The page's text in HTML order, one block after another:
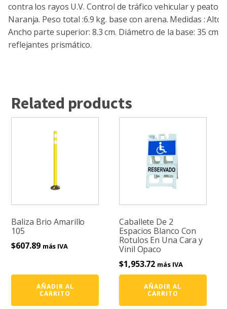
contra los rayos U.V. Control de tráfico vehicular y
Naranja. Peso total :6.9 kg. base con arena. Medidas : Alto:
Ancho parte superior: 8.3 cm. Diámetro de la base: 35 cm.
reflejantes prismático.
Related products
Baliza Brio Amarillo
105
$607.89 más IVA
AÑADIR AL
CARRITO
Caballete De 2
Espacios Blanco Con
Rotulos En Una Cara y
Vinil Opaco
$1,953.72 más IVA
AÑADIR AL
CARRITO